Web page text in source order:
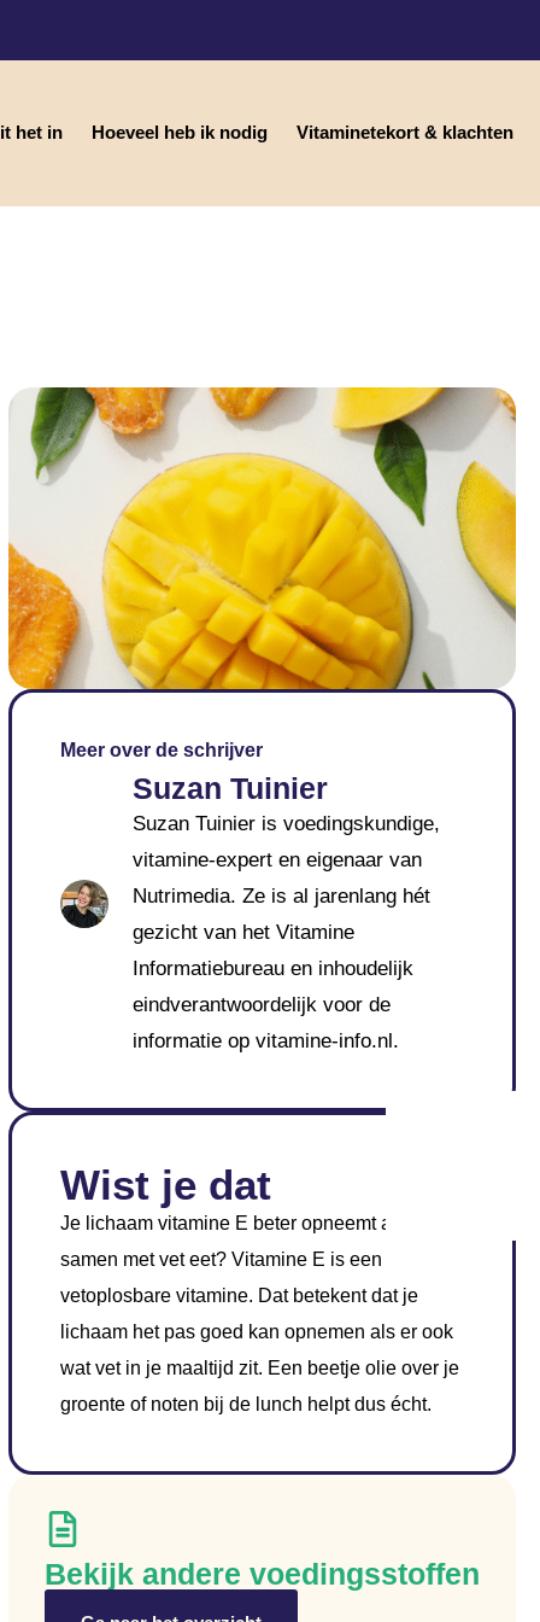
het in Hoeveel heb ik nodig Vitaminetekort & klachten
Meer over de schrijver
Suzan Tuinier
Suzan Tuinier is voedingskundige,
vitamine-expert en eigenaar van
Nutrimedia. Ze is al jarenlang hét
gezicht van het Vitamine
Informatiebureau en inhoudelijk
eindverantwoordelijk voor de
informatie op vitamine-info.nl.
Wist je dat
Je lichaam vitamine E beter opneemt als je het
samen met vet eet? Vitamine E is een
vetoplosbare vitamine. Dat betekent dat je
lichaam het pas goed kan opnemen als er ook
wat vet in je maaltijd zit. Een beetje olie over je
groente of noten bij de lunch helpt dus écht.
Bekijk andere voedingsstoffen